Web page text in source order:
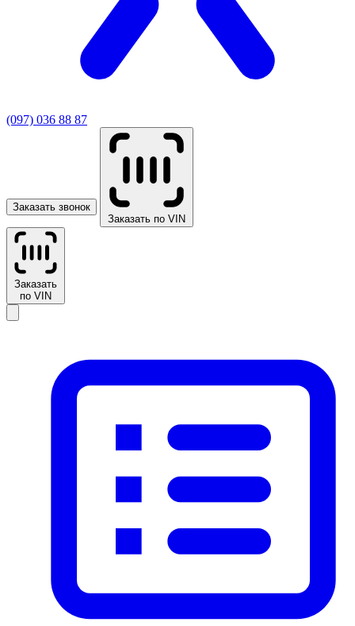
(097) 036 88 87
Заказать звонок
Заказать по VIN
Заказать
по VIN